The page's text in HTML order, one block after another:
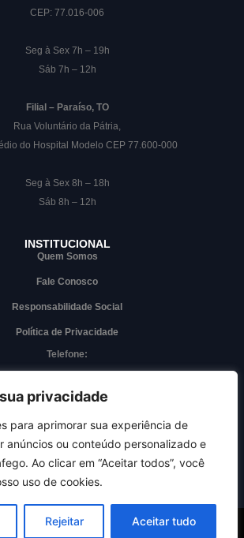
privacidade
para aprimorar sua experiência de
anúncios ou conteúdo personalizado e
Ao clicar em “Aceitar todos”, você
uso de cookies.
Rejeitar Aceitar tudo
CEP: 77.016-006
Seg à Sex 7h – 19h
Sáb 7h – 12h
Filial – Paraíso, TO
Rua Voluntário da Pátria,
do Hospital Modelo CEP 77.600-000
Seg à Sex 8h – 18h
Sáb 8h – 12h
INSTITUCIONAL
Quem Somos
Fale Conosco
Responsabilidade Social
Política de Privacidade
Telefone:
Whatsapp
Acesso interno
Desenvolvido por